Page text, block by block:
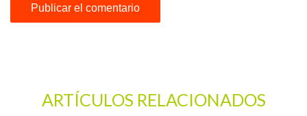
ARTÍCULOS RELACIONADOS